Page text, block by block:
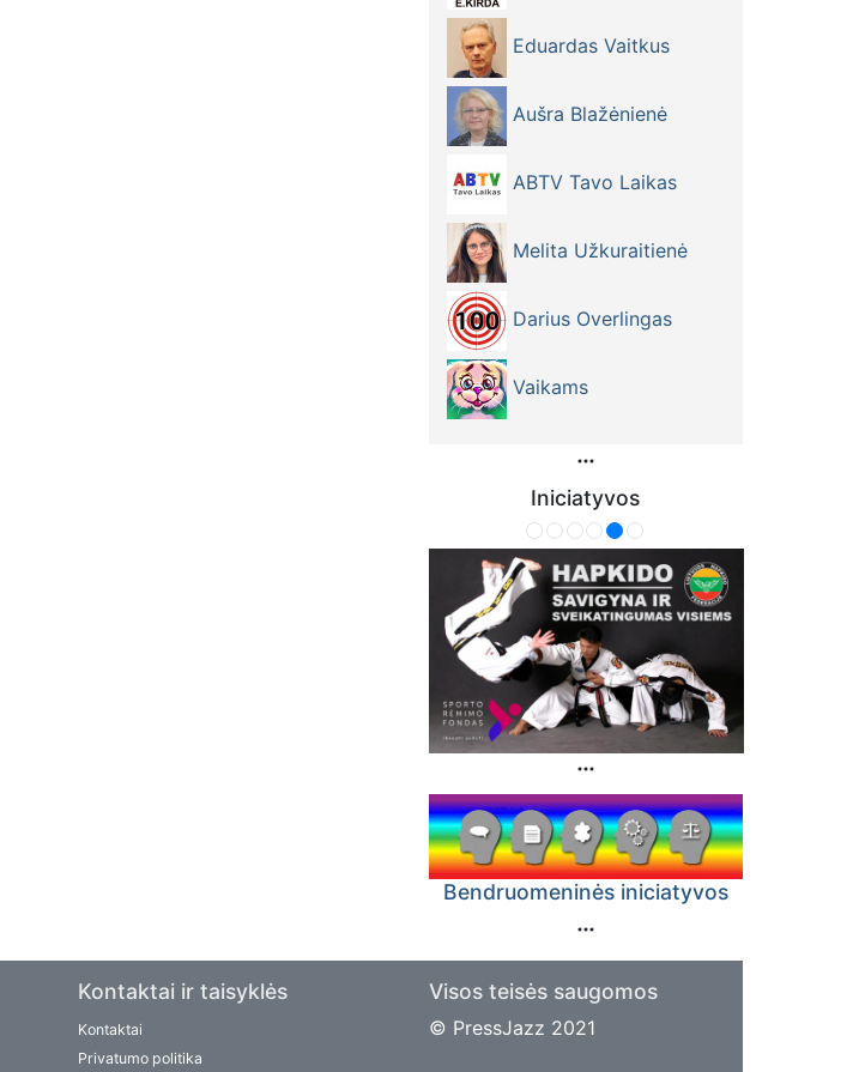
Eduardas Vaitkus
Aušra Blažėnienė
ABTV Tavo Laikas
Melita Užkuraitienė
Darius Overlingas
Vaikams
Iniciatyvos
Bendruomeninės iniciatyvos
Kontaktai ir taisyklės
Kontaktai
Privatumo politika
Visos teisės saugomos
© PressJazz 2021